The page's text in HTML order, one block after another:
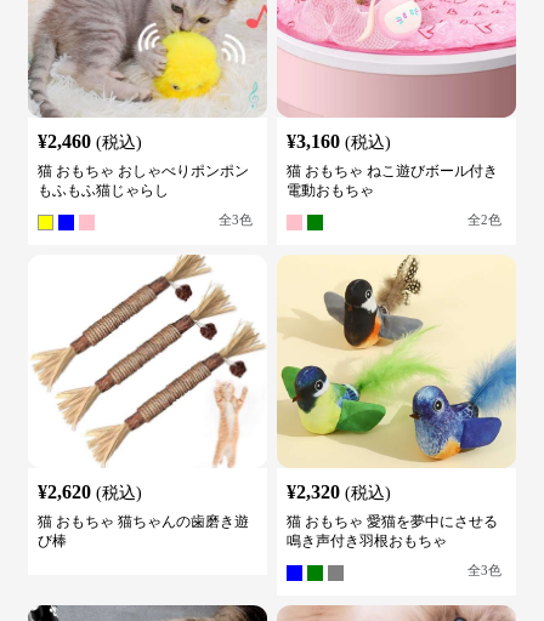
¥2,460 (税込)
猫 おもちゃ おしゃべりポンポン
もふもふ猫じゃらし
全3色
¥3,160 (税込)
猫 おもちゃ ねこ遊びボール付き
電動おもちゃ
全2色
¥2,620 (税込)
猫 おもちゃ 猫ちゃんの歯磨き遊
び棒
¥2,320 (税込)
猫 おもちゃ 愛猫を夢中にさせる
鳴き声付き羽根おもちゃ
全3色